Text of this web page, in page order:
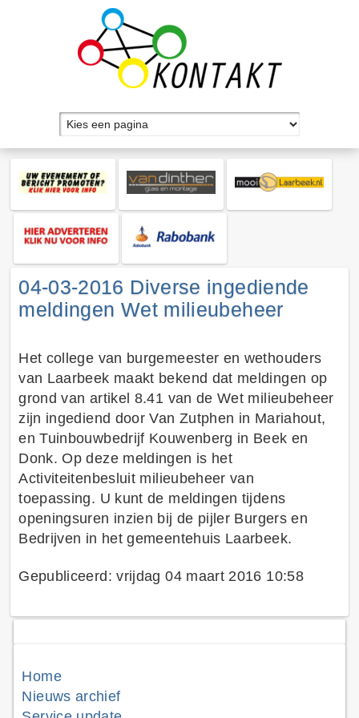
04-03-2016 Diverse ingediende
meldingen Wet milieubeheer
Het college van burgemeester en wethouders
van Laarbeek maakt bekend dat meldingen op
grond van artikel 8.41 van de Wet milieubeheer
zijn ingediend door Van Zutphen in Mariahout,
en Tuinbouwbedrijf Kouwenberg in Beek en
Donk. Op deze meldingen is het
Activiteitenbesluit milieubeheer van
toepassing. U kunt de meldingen tijdens
openingsuren inzien bij de pijler Burgers en
Bedrijven in het gemeentehuis Laarbeek.
Gepubliceerd: vrijdag 04 maart 2016 10:58
Home
Nieuws archief